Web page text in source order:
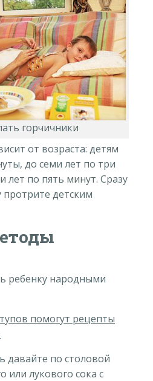
горчичники
от возраста: детям
до семи лет по три
лет по пять минут. Сразу
детским
ребенку народными
помогут рецепты
давайте по столовой
или лукового сока с